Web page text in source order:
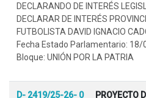
DECLARANDO DE INTERÉS
DECLARAR DE INTERÉS
FUTBOLISTA DAVID IGNACIO
Fecha Estado Parlamentario:
Bloque: UNIÓN POR LA PATRIA
D- 2419/25-26- 0 PROYECTO